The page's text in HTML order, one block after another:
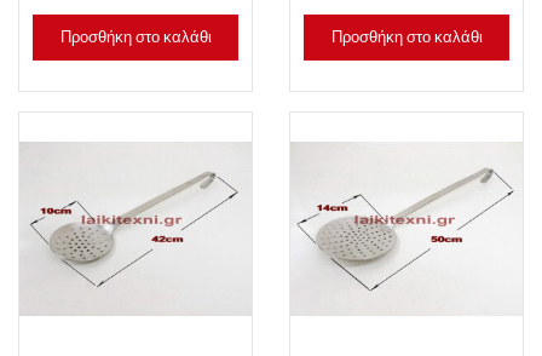
Προσθήκη στο καλάθι Προσθήκη στο καλάθι